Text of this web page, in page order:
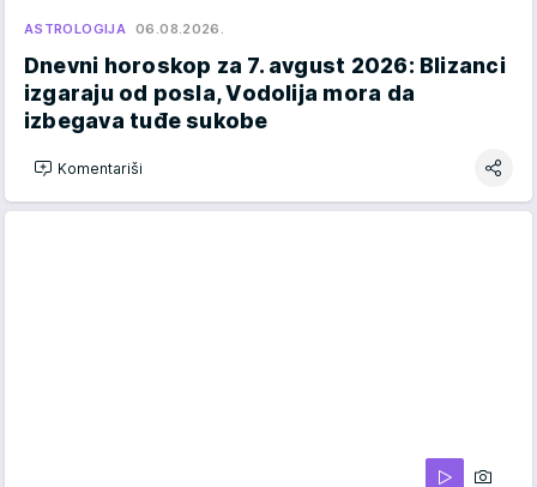
ASTROLOGIJA 06.08.2026.
Dnevni horoskop za 7. avgust 2026: Blizanci
izgaraju od posla, Vodolija mora da
izbegava tuđe sukobe
Komentariši